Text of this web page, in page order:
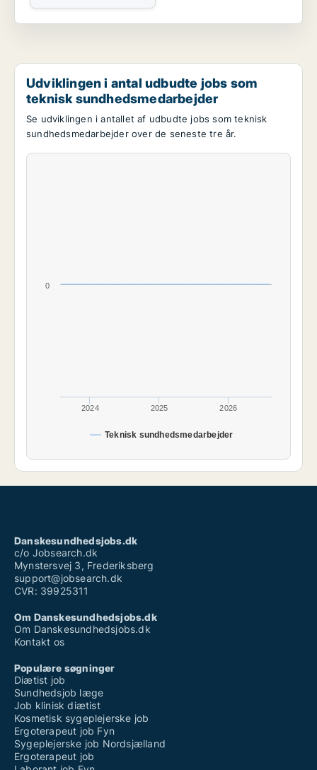
Udviklingen i antal udbudte jobs som
teknisk sundhedsmedarbejder
Se udviklingen i antallet af udbudte jobs som teknisk
sundhedsmedarbejder over de seneste tre år.
Teknisk sundhedsmedarbejder
2024 2025 2026
0
Danskesundhedsjobs.dk
c/o Jobsearch.dk
Mynstersvej 3, Frederiksberg
support@jobsearch.dk
CVR: 39925311
Om Danskesundhedsjobs.dk
Om Danskesundhedsjobs.dk
Kontakt os
Populære søgninger
Diætist job
Sundhedsjob læge
Job klinisk diætist
Kosmetisk sygeplejerske job
Ergoterapeut job Fyn
Sygeplejerske job Nordsjælland
Ergoterapeut job